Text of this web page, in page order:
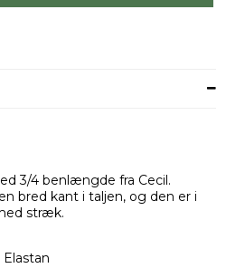
3/4 benlængde fra Cecil.
bred kant i taljen, og den er i
stræk.